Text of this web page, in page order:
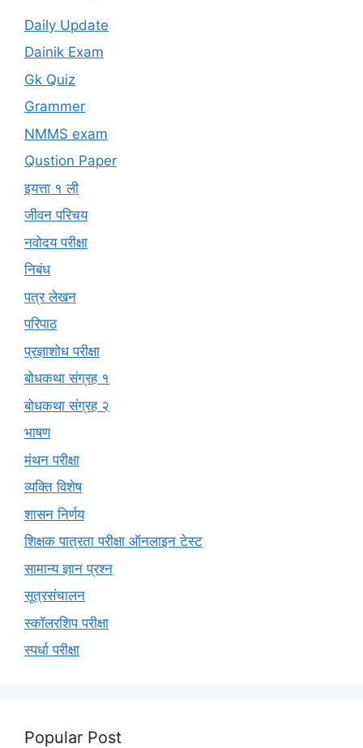
Daily Update
Dainik Exam
Gk Quiz
Grammer
NMMS exam
Qustion Paper
इयत्ता १ ली
जीवन परिचय
नवोदय परीक्षा
निबंध
पत्र लेखन
परिपाठ
प्रज्ञाशोध परीक्षा
बोधकथा संग्रह १
बोधकथा संग्रह २
भाषण
मंथन परीक्षा
व्यक्ति विशेष
शासन निर्णय
शिक्षक पात्रता परीक्षा ऑनलाइन टेस्ट
सामान्य ज्ञान प्रश्न
सूत्रसंचालन
स्कॉलरशिप परीक्षा
स्पर्धा परीक्षा
Popular Post